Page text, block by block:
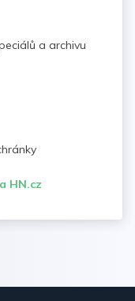
a archivu
HN.cz